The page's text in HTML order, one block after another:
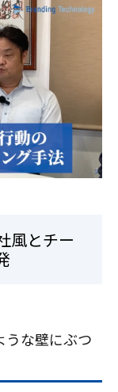
風とチー
うな壁にぶつ